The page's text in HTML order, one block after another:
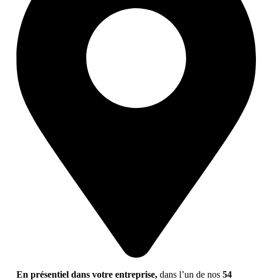
En présentiel dans votre entreprise, dans l’un de nos 54